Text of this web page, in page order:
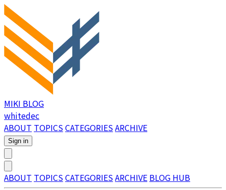
MIKI BLOG
whitedec
ABOUT TOPICSCATEGORIESARCHIVE
Sign in
ABOUT TOPICSCATEGORIESARCHIVE BLOG HUB